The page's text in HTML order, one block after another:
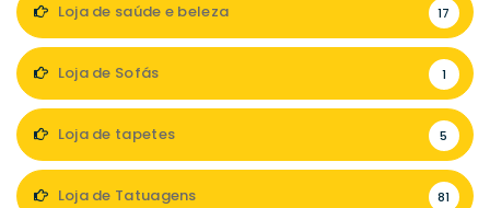
Loja de saúde e beleza 17
Loja de Sofás 1
Loja de tapetes 5
Loja de Tatuagens 81